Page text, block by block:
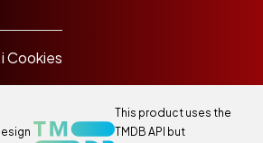
Cookies
This product uses the
TMDB API but